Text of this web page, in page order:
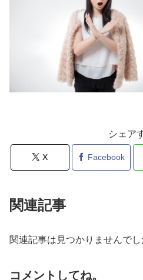
シェア
X Facebook
関連記事
関連記事は見つかりませんでし
コメントしてね。